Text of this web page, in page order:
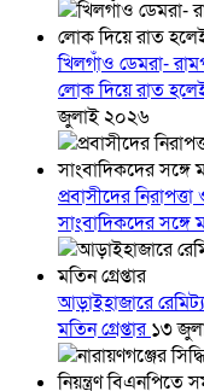
খিলগাঁও ডেমরা-
লোক দিয়ে রাত
জুলাই ২০২৬
প্রবাসীদের
সাংবাদিকদের সঙ্গে
আড়াইহাজারে
মতিন গ্রেপ্তার১৩